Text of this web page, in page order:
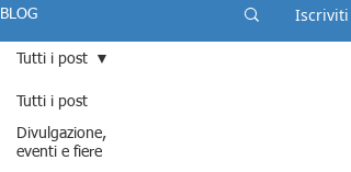
BLOG Iscriviti
Tutti i post
Divulgazione,
eventi e fiere
Tutti i post